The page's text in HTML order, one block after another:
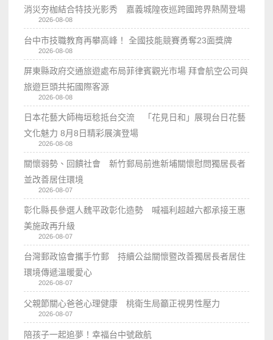
消災夯枷結合特技光影秀 嘉義城隍夜巡跨國跨界熱鬧登場
2026-08-08
台中市技職教育再攀高峰！ 全國技能競賽勇奪23面獎牌
2026-08-08
屏東縣政府交通旅遊處布局菲律賓觀光市場 拜會航空公司與
旅遊巨頭共拓國際客源
2026-08-08
日本花藝大師梅垣稔抵台交流 「花見日和」展現台日花藝
文化魅力 8月8日精彩展演登場
2026-08-08
關懷弱勢、回饋社會 新竹郵局前進新埔關懷慰問獨居長者
並改善居住環境
2026-08-07
彰化縣長參選人魏平政彰化造勢 喊福利超越六都承接王惠
美施政再升級
2026-08-07
台灣郵政協會攜手竹郵 持續公益關懷暨改善獨居長者居住
環境傳遞溫暖愛心
2026-08-07
父親節關心爸爸心理健康 桃衛生局籲正視男性壓力
2026-08-07
陪孩子一起追夢！幸福台中號啟航